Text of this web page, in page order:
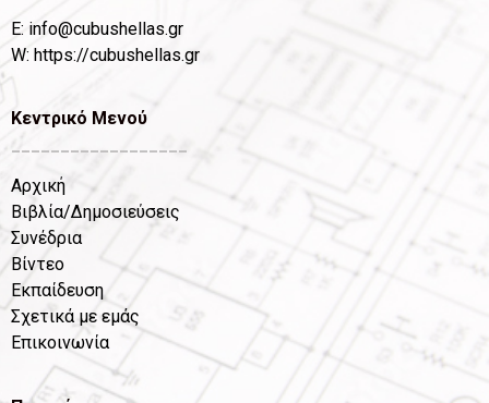
Ε: info@cubushellas.gr
W: https://cubushellas.gr
Κεντρικό Μενού
Αρχική
Βιβλία/Δημοσιεύσεις
Συνέδρια
Βίντεο
Εκπαίδευση
Σχετικά με εμάς
Επικοινωνία